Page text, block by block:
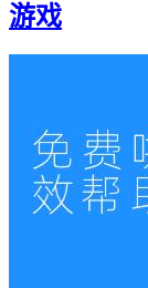
游戏